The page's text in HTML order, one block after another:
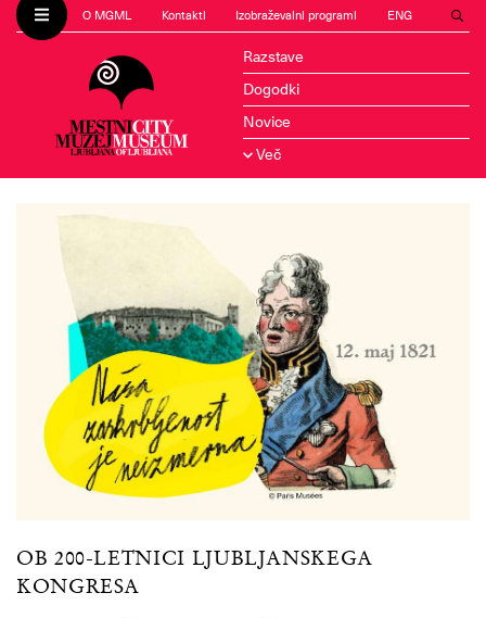
O MGML Kontakti Izobraževalni programi ENG
Razstave
Dogodki
Novice
Več
OB 200-LETNICI LJUBLJANSKEGA
KONGRESA